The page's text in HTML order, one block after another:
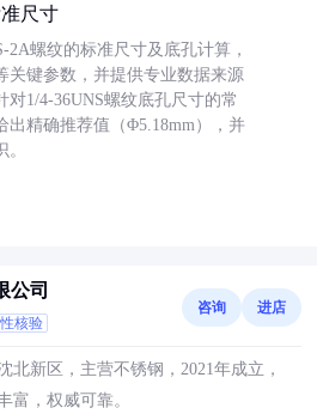
尺寸
2A螺纹的标准尺寸及底孔计算，
关键参数，并提供专业数据来源
对1/4-36UNS螺纹底孔尺寸的常
出精确推荐值（Φ5.18mm），并
公司
核验
咨询 进店
北新区，主营不锈钢，2021年成立，
富，权威可靠。